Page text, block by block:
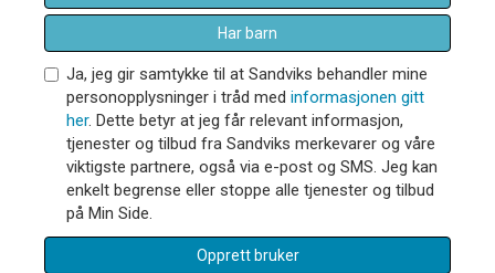
Har barn
Ja, jeg gir samtykke til at Sandviks behandler mine
personopplysninger i tråd med informasjonen gitt
her. Dette betyr at jeg får relevant informasjon,
tjenester og tilbud fra Sandviks merkevarer og våre
viktigste partnere, også via e-post og SMS. Jeg kan
enkelt begrense eller stoppe alle tjenester og tilbud
på Min Side.
Opprett bruker